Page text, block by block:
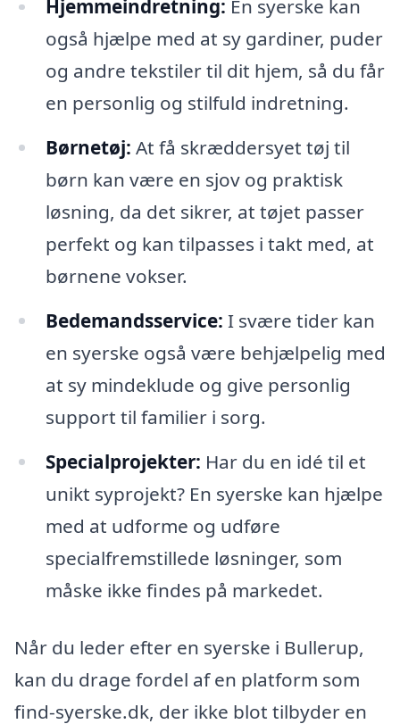
Hjemmeindretning: En syerske kan
også hjælpe med at sy gardiner, puder
og andre tekstiler til dit hjem, så du får
en personlig og stilfuld indretning.
Børnetøj: At få skræddersyet tøj til
børn kan være en sjov og praktisk
løsning, da det sikrer, at tøjet passer
perfekt og kan tilpasses i takt med, at
børnene vokser.
Bedemandsservice: I svære tider kan
en syerske også være behjælpelig med
at sy mindeklude og give personlig
support til familier i sorg.
Specialprojekter: Har du en idé til et
unikt syprojekt? En syerske kan hjælpe
med at udforme og udføre
specialfremstillede løsninger, som
måske ikke findes på markedet.
Når du leder efter en syerske i Bullerup,
kan du drage fordel af en platform som
find-syerske.dk, der ikke blot tilbyder en